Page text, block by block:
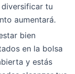
tu
aumentará.
bien
en la bolsa
y estás